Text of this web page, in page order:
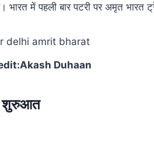
भारत में पहली बार पटरी पर अमृत भारत
Duhaan
शुरुआत